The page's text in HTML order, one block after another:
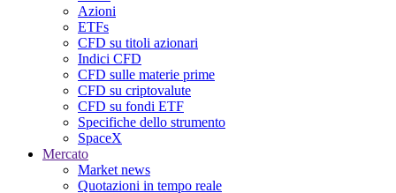
Azioni
ETFs
CFD su titoli azionari
Indici CFD
CFD sulle materie prime
CFD su criptovalute
CFD su fondi ETF
Specifiche dello strumento
SpaceX
Mercato
Market news
Quotazioni in tempo reale